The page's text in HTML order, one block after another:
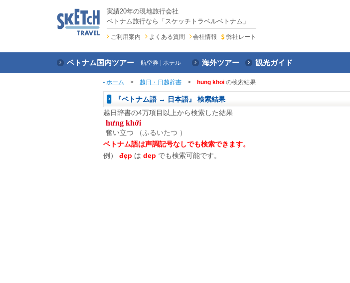
実績20年の現地旅行会社
ベトナム旅行なら「スケッチトラベルベトナム」
ご利用案内 よくある質問 会社情報 弊社レート
ベトナム国内ツアー 航空券 ホテル 海外ツアー 観光ガイド
ホーム > 越日・日越辞書 > hung khoi の検索結果
『ベトナム語 → 日本語』 検索結果
越日辞書の4万項目以上から検索した結果
hưng khởi
奮い立つ （ふるいたつ ）
ベトナム語は声調記号なしでも検索できます。
例）
đẹp は dep でも検索可能です。